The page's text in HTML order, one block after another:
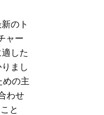
のト
ャー
した
まし
めの主
わせ
と